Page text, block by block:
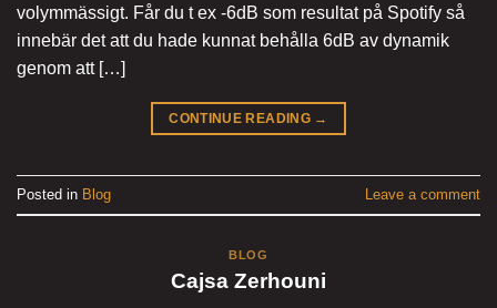
volymmässigt. Får du t ex -6dB som resultat på Spotify så
innebär det att du hade kunnat behålla 6dB av dynamik
genom att […]
CONTINUE READING →
Posted in Blog Leave a comment
BLOG
Cajsa Zerhouni